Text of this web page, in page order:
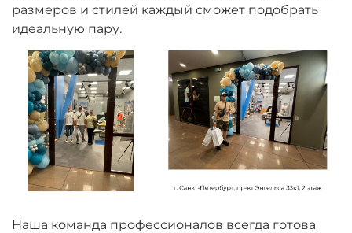
размеров и стилей каждый сможет подобрать
идеальную пару.
Наша команда профессионалов всегда готова